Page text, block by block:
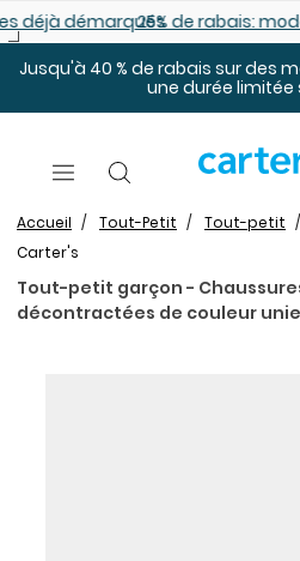
démarqués25% de rabais:
Jusqu'à 40 % de rabais sur des
une durée
Accueil Tout-Petit Tout-petit
Carter's
Tout-petit garçon -
décontractées de couleur